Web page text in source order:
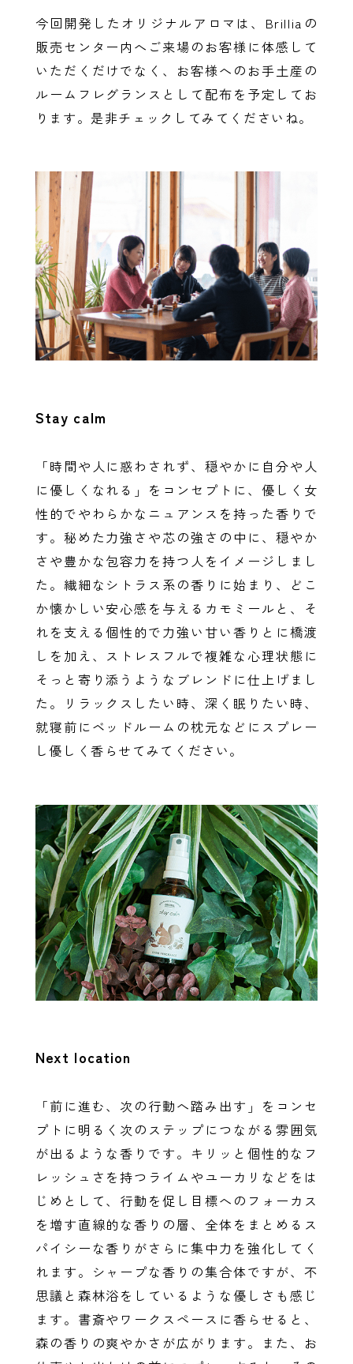
今回開発したオリジナルアロマは、Brilliaの
販売センター内へご来場のお客様に体感して
いただくだけでなく、お客様へのお手土産の
ルームフレグランスとして配布を予定してお
ります。是非チェックしてみてくださいね。
Stay calm
「時間や人に惑わされず、穏やかに自分や人
に優しくなれる」をコンセプトに、優しく女
性的でやわらかなニュアンスを持った香りで
す。秘めた力強さや芯の強さの中に、穏やか
さや豊かな包容力を持つ人をイメージしまし
た。繊細なシトラス系の香りに始まり、どこ
か懐かしい安心感を与えるカモミールと、そ
れを支える個性的で力強い甘い香りとに橋渡
しを加え、ストレスフルで複雑な心理状態に
そっと寄り添うようなブレンドに仕上げまし
た。リラックスしたい時、深く眠りたい時、
就寝前にベッドルームの枕元などにスプレー
し優しく香らせてみてください。
Next location
「前に進む、次の行動へ踏み出す」をコンセ
プトに明るく次のステップにつながる雰囲気
が出るような香りです。キリッと個性的なフ
レッシュさを持つライムやユーカリなどをは
じめとして、行動を促し目標へのフォーカス
を増す直線的な香りの層、全体をまとめるス
パイシーな香りがさらに集中力を強化してく
れます。シャープな香りの集合体ですが、不
思議と森林浴をしているような優しさも感じ
ます。書斎やワークスペースに香らせると、
森の香りの爽やかさが広がります。また、お